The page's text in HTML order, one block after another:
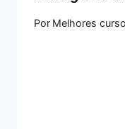
Por Melhores